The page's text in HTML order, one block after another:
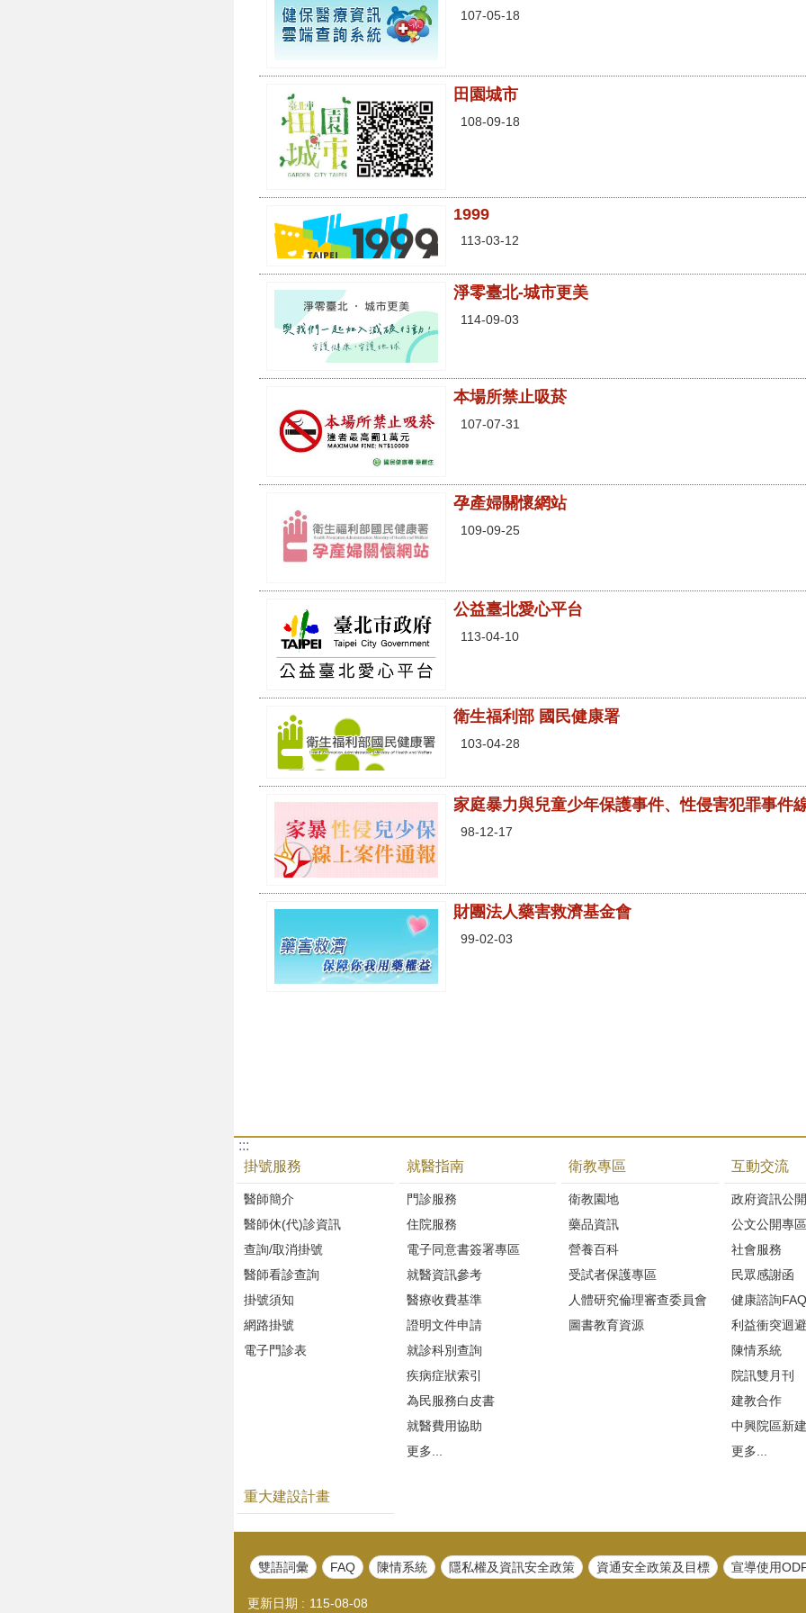
107-05-18
田園城市
108-09-18
1999
113-03-12
淨零臺北-城市更美
114-09-03
本場所禁止吸菸
107-07-31
孕產婦關懷網站
109-09-25
公益臺北愛心平台
113-04-10
衛生福利部 國民健康署
103-04-28
家庭暴力與兒童少年保護事件、性侵害犯罪事件
98-12-17
財團法人藥害救濟基金會
99-02-03
:::
掛號服務
醫師簡介
醫師休(代)診資訊
查詢/取消掛號
醫師看診查詢
掛號須知
網路掛號
電子門診表
就醫指南
門診服務
住院服務
電子同意書簽署專區
就醫資訊參考
醫療收費基準
證明文件申請
就診科別查詢
疾病症狀索引
為民服務白皮書
就醫費用協助
更多...
衛教專區
衛教園地
藥品資訊
營養百科
受試者保護專區
人體研究倫理審查委員會
圖書教育資源
互動交流
政府資訊公開
公文公開專區
社會服務
民眾感謝函
健康諮詢FAQ
利益衝突迴
陳情系統
院訊雙月刊
建教合作
中興院區新
更多...
重大建設計畫
雙語詞彙 FAQ 陳情系統 隱私權及資訊安全政策 資通安全政策及目標 宣導使用
更新日期 115-08-08